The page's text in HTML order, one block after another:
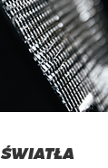
ŚWIATŁA